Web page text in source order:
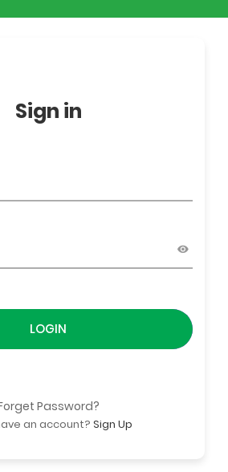
Sign in
LOGIN
Password?
an account? Sign Up